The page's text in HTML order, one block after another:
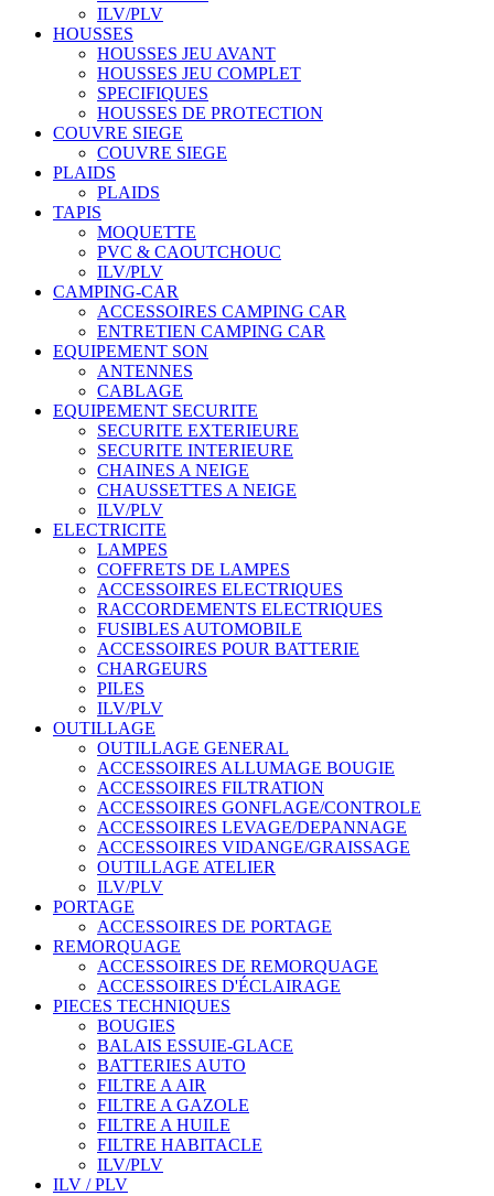
ILV/PLV
HOUSSES
HOUSSES JEU AVANT
HOUSSES JEU COMPLET
SPECIFIQUES
HOUSSES DE PROTECTION
COUVRE SIEGE
COUVRE SIEGE
PLAIDS
PLAIDS
TAPIS
MOQUETTE
PVC & CAOUTCHOUC
ILV/PLV
CAMPING-CAR
ACCESSOIRES CAMPING CAR
ENTRETIEN CAMPING CAR
EQUIPEMENT SON
ANTENNES
CABLAGE
EQUIPEMENT SECURITE
SECURITE EXTERIEURE
SECURITE INTERIEURE
CHAINES A NEIGE
CHAUSSETTES A NEIGE
ILV/PLV
ELECTRICITE
LAMPES
COFFRETS DE LAMPES
ACCESSOIRES ELECTRIQUES
RACCORDEMENTS ELECTRIQUES
FUSIBLES AUTOMOBILE
ACCESSOIRES POUR BATTERIE
CHARGEURS
PILES
ILV/PLV
OUTILLAGE
OUTILLAGE GENERAL
ACCESSOIRES ALLUMAGE BOUGIE
ACCESSOIRES FILTRATION
ACCESSOIRES GONFLAGE/CONTROLE
ACCESSOIRES LEVAGE/DEPANNAGE
ACCESSOIRES VIDANGE/GRAISSAGE
OUTILLAGE ATELIER
ILV/PLV
PORTAGE
ACCESSOIRES DE PORTAGE
REMORQUAGE
ACCESSOIRES DE REMORQUAGE
ACCESSOIRES D'ÉCLAIRAGE
PIECES TECHNIQUES
BOUGIES
BALAIS ESSUIE-GLACE
BATTERIES AUTO
FILTRE A AIR
FILTRE A GAZOLE
FILTRE A HUILE
FILTRE HABITACLE
ILV/PLV
ILV / PLV